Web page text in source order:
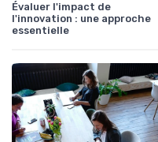
Évaluer l'impact de
l'innovation : une approche
essentielle